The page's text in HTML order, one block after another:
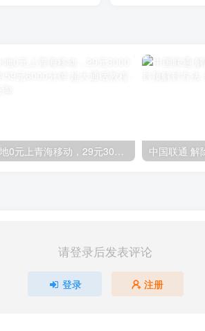
外地0元上青海移动，29元3000分钟/59元6000分钟 超大通话教程
请登录后发表评论
登录 注册